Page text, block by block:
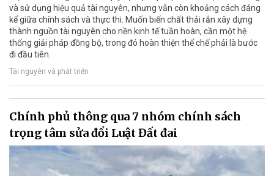
và sử dụng hiệu quả tài nguyên, nhưng vẫn còn khoảng cách đáng
kể giữa chính sách và thực thi. Muốn biến chất thải rắn xây dựng
thành nguồn tài nguyên cho nền kinh tế tuần hoàn, cần một hệ
thống giải pháp đồng bộ, trong đó hoàn thiện thể chế phải là bước
đi đầu tiên.
Tài nguyên và phát triển
Chính phủ thông qua 7 nhóm chính sách
trọng tâm sửa đổi Luật Đất đai